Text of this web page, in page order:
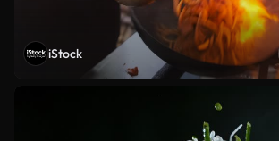
iStock